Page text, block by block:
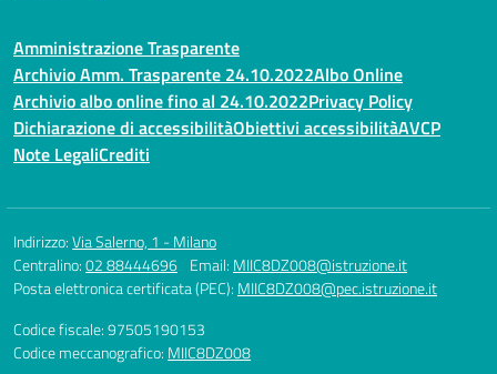
Amministrazione Trasparente
Archivio Amm. Trasparente 24.10.2022Albo Online
Archivio albo online fino al 24.10.2022Privacy Policy
Dichiarazione di accessibilitàObiettivi accessibilitàAVCP
Note LegaliCrediti
Indirizzo:Via Salerno, 1 - Milano
Centralino:02 88444696 Email: MIIC8DZ008@istruzione.it
Posta elettronica certificata (PEC): MIIC8DZ008@pec.istruzione.it
Codice fiscale: 97505190153
Codice meccanografico: MIIC8DZ008